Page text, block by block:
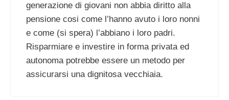
generazione di giovani non abbia diritto alla
pensione cosi come l’hanno avuto i loro nonni
e come (si spera) l’abbiano i loro padri.
Risparmiare e investire in forma privata ed
autonoma potrebbe essere un metodo per
assicurarsi una dignitosa vecchiaia.